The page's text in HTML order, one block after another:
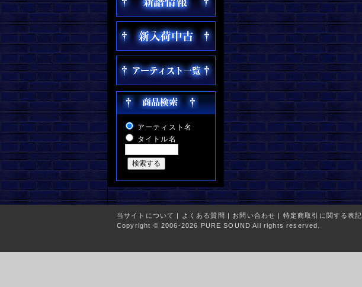
アーティスト名
タイトル名
当サイトについて | よくある質問 | お問い合わせ | 特定商取引に関する表記
Copyright © 2006-2026 PURE SOUND All rights reserved.